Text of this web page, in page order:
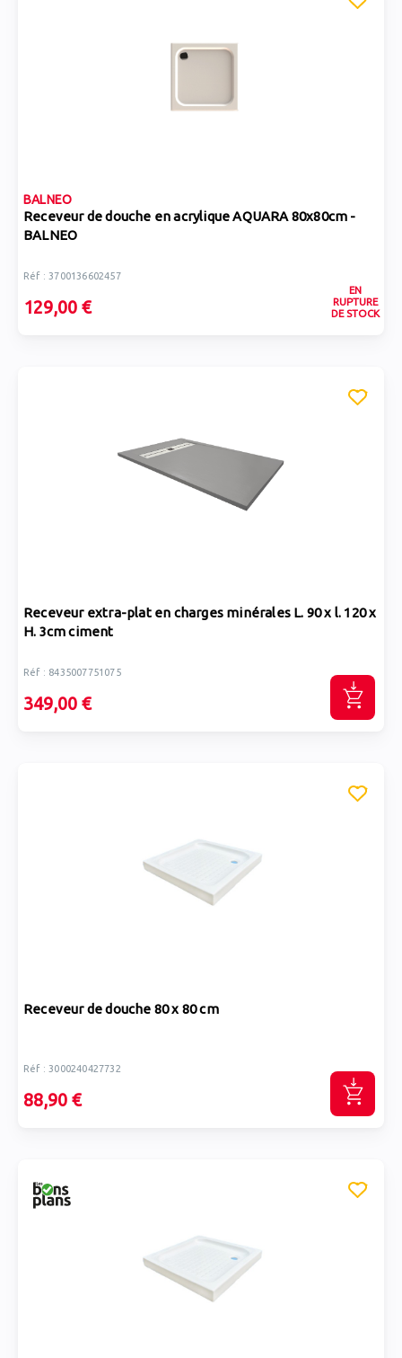
BALNEO
Receveur de douche en acrylique AQUARA 80x80cm -
BALNEO
Réf : 3700136602457
129,00 €
EN
RUPTURE
DE STOCK
Receveur extra-plat en charges minérales L. 90 x l. 120 x
H. 3cm ciment
Réf : 8435007751075
349,00 €
Receveur de douche 80 x 80 cm
Réf : 3000240427732
88,90 €